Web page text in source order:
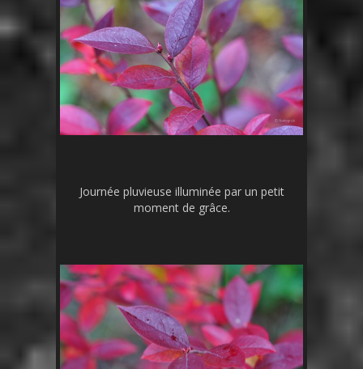
Journée pluvieuse illuminée par un petit
moment de grâce.